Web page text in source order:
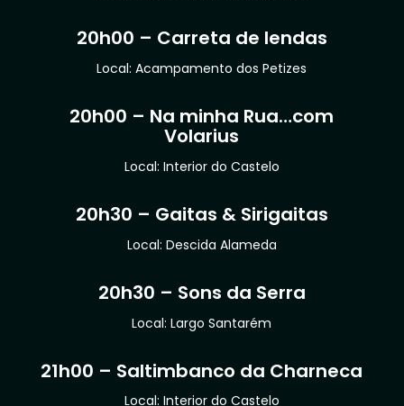
20h00 – Carreta de lendas
Local: Acampamento dos Petizes
20h00 – Na minha Rua…com
Volarius
Local: Interior do Castelo
20h30 – Gaitas & Sirigaitas
Local: Descida Alameda
20h30 – Sons da Serra
Local: Largo Santarém
21h00 – Saltimbanco da Charneca
Local: Interior do Castelo